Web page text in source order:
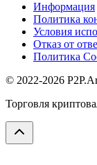
Информация
Политика
Условия
Отказ от
Политика
© 2022-2026
Торговля